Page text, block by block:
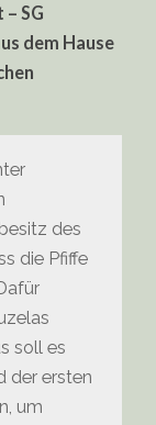
SG
dem Hause
des
die Pfiffe
soll es
der ersten
um